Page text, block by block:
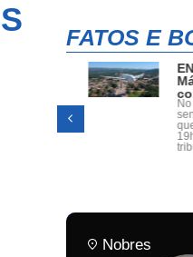
FATOS E
No
19h,
Nobres